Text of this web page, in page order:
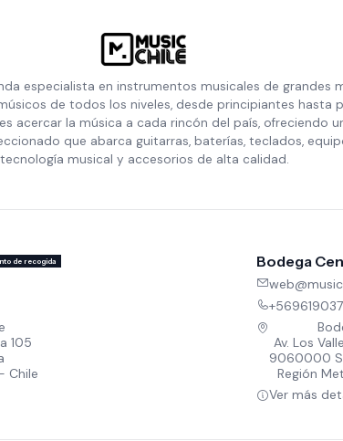
especialista en instrumentos musicales de grandes
de todos los niveles, desde principiantes hasta
acercar la música a cada rincón del país, ofreciendo
que abarca guitarras, baterías, teclados,
tecnología musical y accesorios de alta calidad.
de recogida
105
Chile
Bodega
Av. Los
9060000
Región
Ver más